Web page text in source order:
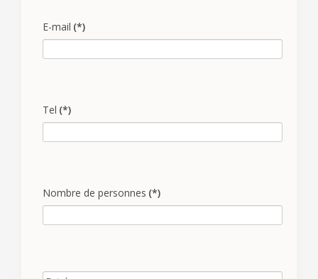
E-mail (*)
Tel (*)
Nombre de personnes (*)